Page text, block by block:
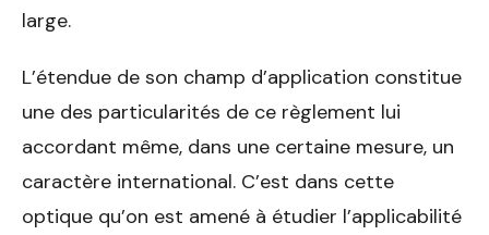
large.
L’étendue de son champ d’application constitue
une des particularités de ce règlement lui
accordant même, dans une certaine mesure, un
caractère international. C’est dans cette
optique qu’on est amené à étudier l’applicabilité